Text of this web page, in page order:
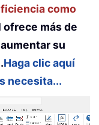
como
ofrece más de
su
Haga clic aquí
necesita...